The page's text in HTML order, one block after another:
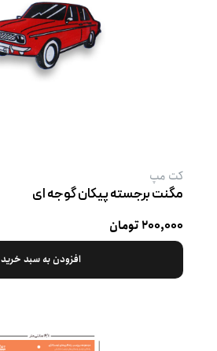
کت‌ مپ
مگنت برجسته پیکان گوجه ‌ای
۲۰۰,۰۰۰ تومان
افزودن به سبد خرید